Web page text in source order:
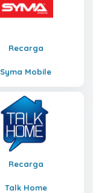
Recarga
Syma Mobile
Recarga
Talk Home